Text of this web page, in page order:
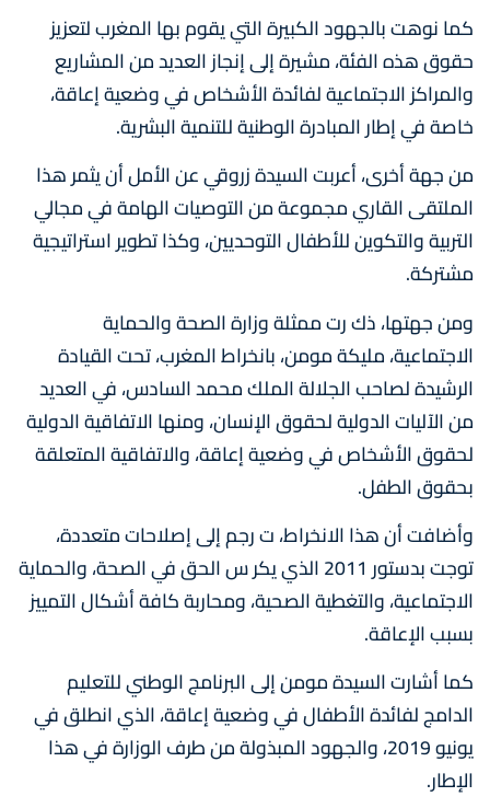
كما نوهت بالجهود الكبيرة التي يقوم بها المغرب لتعزيز
حقوق هذه الفئة، مشيرة إلى إنجاز العديد من المشاريع
والمراكز الاجتماعية لفائدة الأشخاص في وضعية إعاقة،
خاصة في إطار المبادرة الوطنية للتنمية البشرية.
من جهة أخرى، أعربت السيدة زروقي عن الأمل أن يثمر هذا
الملتقى القاري مجموعة من التوصيات الهامة في مجالي
التربية والتكوين للأطفال التوحديين، وكذا تطوير استراتيجية
مشتركة.
ومن جهتها، ذك رت ممثلة وزارة الصحة والحماية
الاجتماعية، مليكة مومن، بانخراط المغرب، تحت القيادة
الرشيدة لصاحب الجلالة الملك محمد السادس، في العديد
من الآليات الدولية لحقوق الإنسان، ومنها الاتفاقية الدولية
لحقوق الأشخاص في وضعية إعاقة، والاتفاقية المتعلقة
بحقوق الطفل.
وأضافت أن هذا الانخراط، ت رجم إلى إصلاحات متعددة،
توجت بدستور 2011 الذي يكر س الحق في الصحة، والحماية
الاجتماعية، والتغطية الصحية، ومحاربة كافة أشكال التمييز
بسبب الإعاقة.
كما أشارت السيدة مومن إلى البرنامج الوطني للتعليم
الدامج لفائدة الأطفال في وضعية إعاقة، الذي انطلق في
يونيو 2019، والجهود المبذولة من طرف الوزارة في هذا
الإطار.